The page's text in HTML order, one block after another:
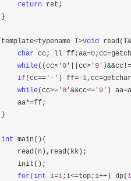
return ret;
}
template<typename T>void read(T&
char cc; ll ff;aa=0
while((cc<'0' ||cc>'9' )&&cc!=
if(cc==' - ' ) ff=-1,cc=
while(cc>='0'&&cc<='9' )
    aa
*=ff;
}
int main(){
    read(n),read(kk);
    init();
for (int i=1;i<=top;i++) dp[ 1